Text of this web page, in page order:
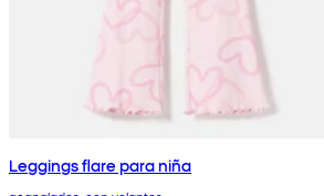
Leggings flare para niña